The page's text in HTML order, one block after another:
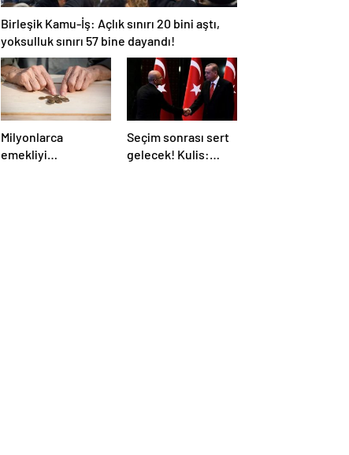
Birleşik Kamu-İş: Açlık sınırı 20 bini aştı,
yoksulluk sınırı 57 bine dayandı!
Milyonlarca
emekliyi
Seçim sonrası sert
gelecek! Kulis: